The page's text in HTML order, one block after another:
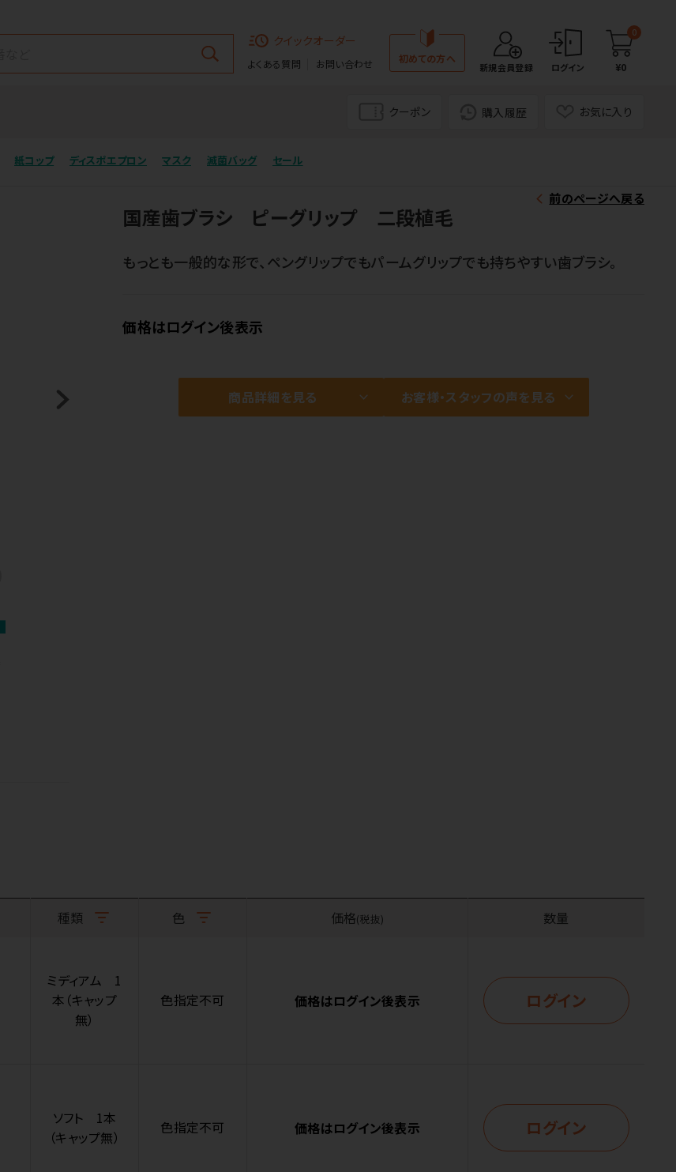
クイックオーダー
よくある質問 お問い合わせ 初めての方へ
新規会員登録 ログイン
0
¥0
クーポン 購入履歴 お気に入り
紙コップ ディスポエプロン マスク 滅菌バッグ セール
前のページへ戻る
国産歯ブラシ ピーグリップ 二段植毛
もっとも一般的な形で、ペングリップでもパームグリップでも持ちやすい歯ブラシ。
価格はログイン後表示
商品詳細を見る お客様・スタッフの声を見る
種類 色 価格(税抜) 数量
ミディアム 1
本（キャップ
無）
色指定不可 価格はログイン後表示 ログイン
ソフト 1本
（キャップ無）
色指定不可 価格はログイン後表示 ログイン